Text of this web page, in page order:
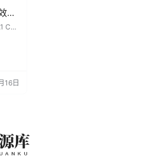
和
CE
，
具
预
16日